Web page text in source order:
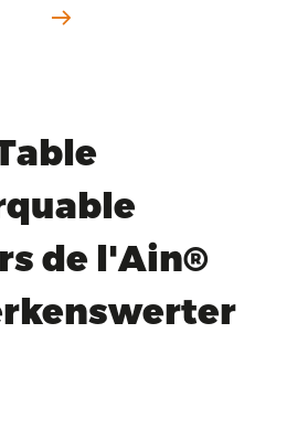
de l'Ain®